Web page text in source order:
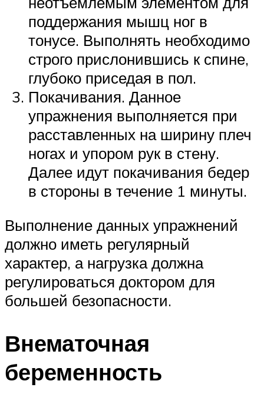
поддержания мышц ног в
тонусе. Выполнять необходимо
строго прислонившись к спине,
глубоко приседая в пол.
Покачивания. Данное
упражнения выполняется при
расставленных на ширину плеч
ногах и упором рук в стену.
Далее идут покачивания бедер
в стороны в течение 1 минуты.
Выполнение данных упражнений
должно иметь регулярный
характер, а нагрузка должна
регулироваться доктором для
большей безопасности.
Внематочная
беременность